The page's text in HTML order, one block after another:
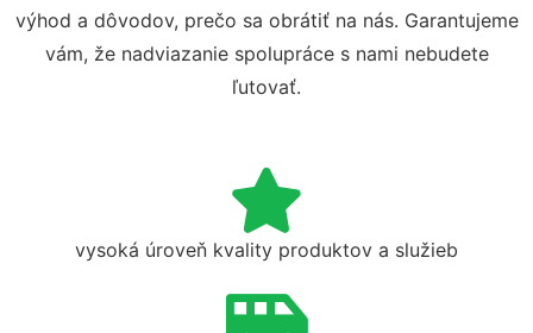
výhod a dôvodov, prečo sa obrátiť na nás. Garantujeme
vám, že nadviazanie spolupráce s nami nebudete
ľutovať.
vysoká úroveň kvality produktov a služieb